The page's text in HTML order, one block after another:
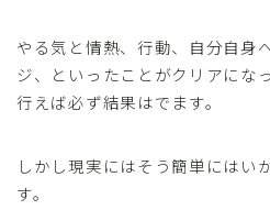
やる気と情熱、行動、自分自身
ジ、といったことがクリアにな
行えば必ず結果はでます。
しかし現実にはそう簡単にはい
す。